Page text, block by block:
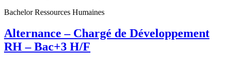
Bachelor Ressources Humaines
Alternance – Chargé de Développement
RH – Bac+3 H/F